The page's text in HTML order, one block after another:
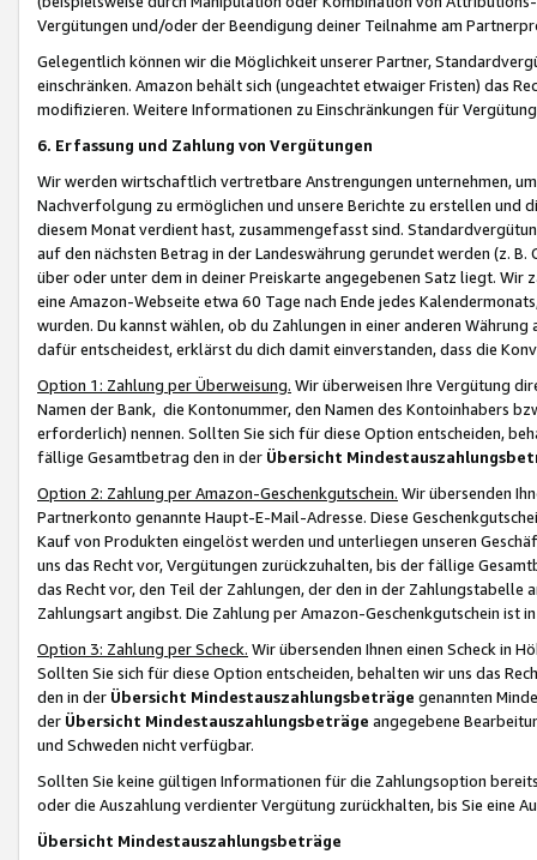
Vergütungen und/oder der Beendigung deiner Teilnahme am
Gelegentlich können wir die Möglichkeit unserer Partner,
einschränken. Amazon behält sich (ungeachtet etwaiger Fristen) das
modifizieren. Weitere Informationen zu Einschränkungen für
6. Erfassung und Zahlung von Vergütungen
Wir werden wirtschaftlich vertretbare Anstrengungen unternehmen,
Nachverfolgung zu ermöglichen und unsere Berichte zu erstellen und
diesem Monat verdient hast, zusammengefasst sind.
auf den nächsten Betrag in der Landeswährung gerundet werden (z.
über oder unter dem in deiner Preiskarte angegebenen Satz liegt.
eine Amazon-Webseite etwa 60 Tage nach Ende jedes
wurden. Du kannst wählen, ob du Zahlungen in einer anderen
dafür entscheidest, erklärst du dich damit einverstanden, dass die
Option 1: Zahlung per Überweisung. Wir überweisen Ihre Vergütung
Namen der Bank, die Kontonummer, den Namen des Kontoinhabers
erforderlich) nennen. Sollten Sie sich für diese Option entscheiden,
fällige Gesamtbetrag den in der Übersicht
Option 2: Zahlung per Amazon-Geschenkgutschein. Wir übersenden
Partnerkonto genannte Haupt-E-Mail-Adresse. Diese
Kauf von Produkten eingelöst werden und unterliegen unseren
uns das Recht vor, Vergütungen zurückzuhalten, bis der fällige
das Recht vor, den Teil der Zahlungen, der den in der
Zahlungsart angibst. Die Zahlung per Amazon-Geschenkgutschein ist
Option 3: Zahlung per Scheck. Wir übersenden Ihnen einen Scheck in
Sollten Sie sich für diese Option entscheiden, behalten wir uns das
den in der Übersicht Mindestauszahlungsbeträge genannten
der Übersicht Mindestauszahlungsbeträge angegebene
und Schweden nicht verfügbar.
Sollten Sie keine gültigen Informationen für die Zahlungsoption
oder die Auszahlung verdienter Vergütung zurückhalten, bis Sie
Übersicht Mindestauszahlungsbeträge